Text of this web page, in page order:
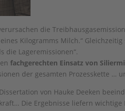
die
Kilogramms Milch.“
die Lageremissionen“.
fachgerechten Einsatz von
der gesamten Prozesskette …
von Hauke Deeken
Die Ergebnisse liefern wichtige